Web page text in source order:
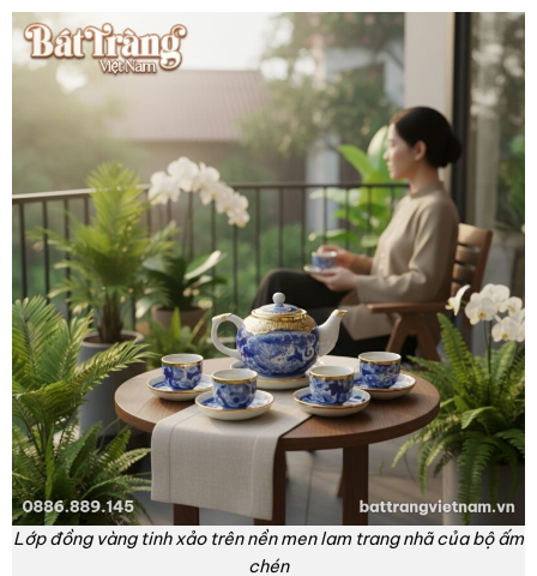
Lớp đồng vàng tinh xảo trên nền men lam trang nhã của bộ ấm
chén